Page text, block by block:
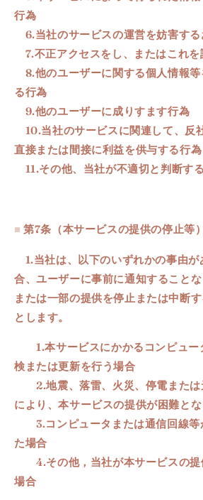
行為
6.当社のサービスの運営を妨害す
7.不正アクセスをし、またはこれを
8.他のユーザーに関する個人情報
る行為
9.他のユーザーに成りすます行為
10.当社のサービスに関連して、反
直接または間接に利益を供与する行為
11.その他、当社が不適切と判断す
■第7条 （本サービスの提供の停止等）
1.当社は、以下のいずれかの事由が
合、ユーザーに事前に通知すること
または一部の提供を停止または中断
とします。
1.本サービスにかかるコンピュ
検または更新を行う場合
2.地震、落雷、火災、停電また
により、本サービスの提供が困難と
3.コンピュータまたは通信回線
た場合
4.その他，当社が本サービスの
場合